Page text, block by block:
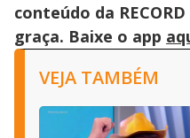
conteúdo da
graça. Baixe o app
VEJA TAMBÉM